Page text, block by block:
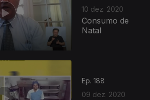
10 dez. 2020
Consumo de
Natal
Ep. 188
09 dez. 2020